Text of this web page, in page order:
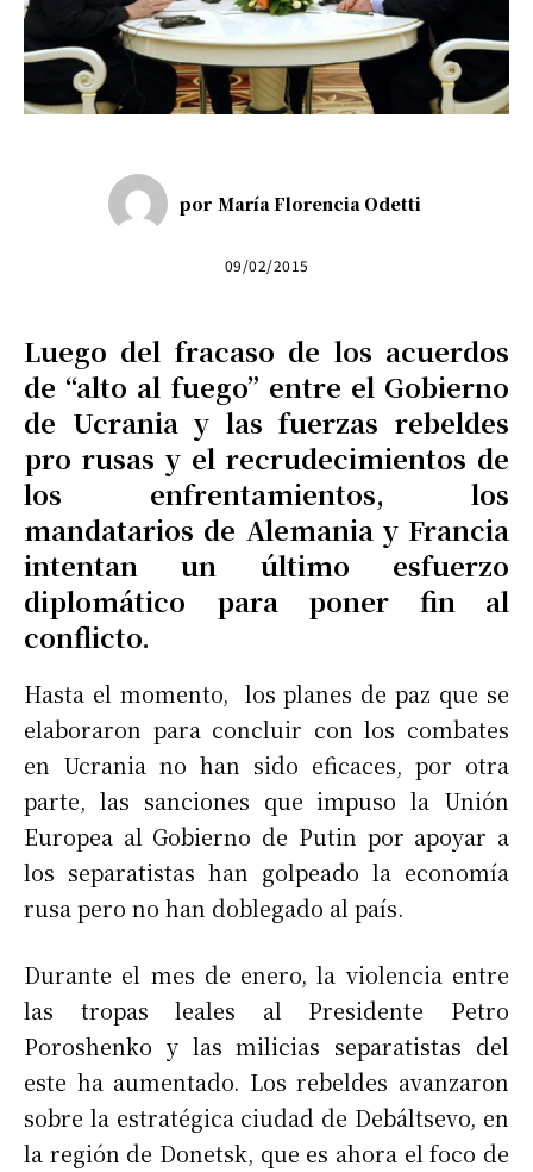
por María Florencia Odetti
09/02/2015
Luego del fracaso de los acuerdos
de “alto al fuego” entre el Gobierno
de Ucrania y las fuerzas rebeldes
pro rusas y el recrudecimientos de
los enfrentamientos, los
mandatarios de Alemania y Francia
intentan un último esfuerzo
diplomático para poner fin al
conflicto.
Hasta el momento, los planes de paz que se
elaboraron para concluir con los combates
en Ucrania no han sido eficaces, por otra
parte, las sanciones que impuso la Unión
Europea al Gobierno de Putin por apoyar a
los separatistas han golpeado la economía
rusa pero no han doblegado al país.
Durante el mes de enero, la violencia entre
las tropas leales al Presidente Petro
Poroshenko y las milicias separatistas del
este ha aumentado. Los rebeldes avanzaron
sobre la estratégica ciudad de Debáltsevo, en
la región de Donetsk, que es ahora el foco de